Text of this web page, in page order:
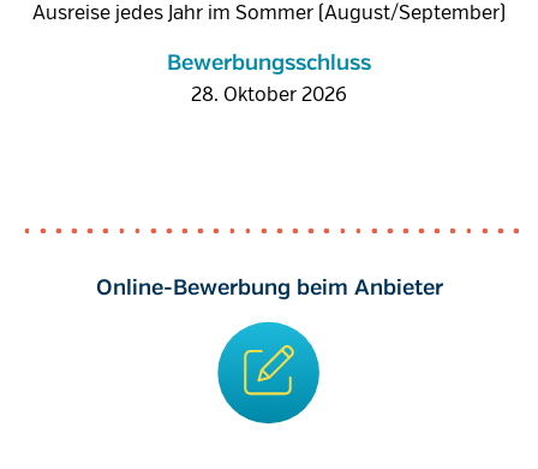
Ausreise jedes Jahr im Sommer (August/September)
Bewerbungsschluss
28. Oktober 2026
Online-Bewerbung beim Anbieter